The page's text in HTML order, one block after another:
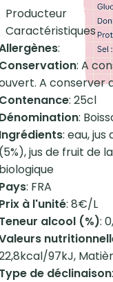
Producteur
Caractéristiques
:
: A
A conserver
: 25cl
:
: eau,
jus de fruit de
: FRA
à l'unité: 8€/L
alcool (%):
97kJ,
de déclinaison